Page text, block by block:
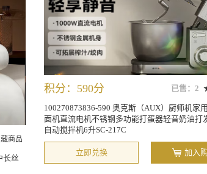
商品
长丝
已售：2
积分：590分
100270873836-590 奥克斯（AUX）厨师机家
面机直流电机不锈钢多功能打蛋器轻音奶油打
自动搅拌机6升SC-217C
立即兑换 加入